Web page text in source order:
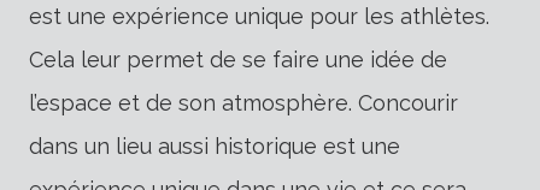
est une expérience unique pour les athlètes.
Cela leur permet de se faire une idée de
l’espace et de son atmosphère. Concourir
dans un lieu aussi historique est une